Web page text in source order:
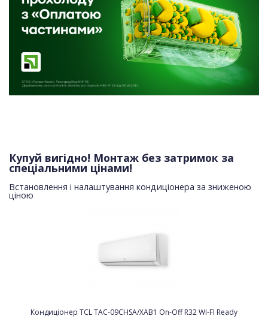
Купуй вигідно! Монтаж без затримок за
спеціальними цінами!
Встановлення і налаштування кондиціонера за зниженою
ціною
Кондиціонер TCL TAC-09CHSA/XAB1 On-Off R32 WI-FI Ready